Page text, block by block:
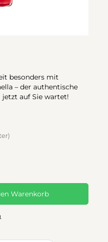
besonders mit
– der authentische
jetzt auf Sie wartet!
Wert ein oder
Warenkorb